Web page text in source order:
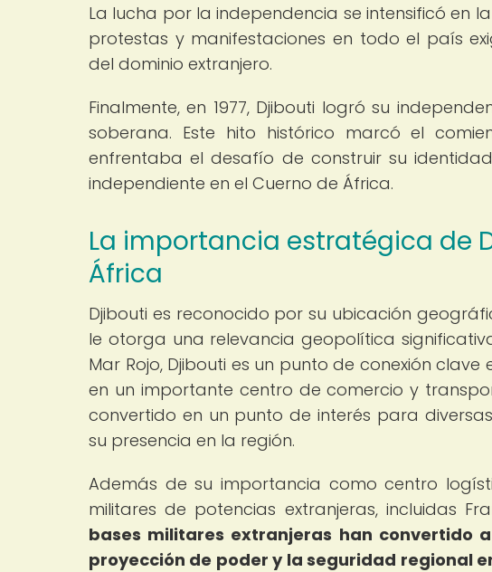
La lucha por la independencia se intensificó en
protestas y manifestaciones en todo el país
del dominio extranjero.
Finalmente, en 1977, Djibouti logró su
soberana. Este hito histórico marcó el
enfrentaba el desafío de construir su
independiente en el Cuerno de África.
La importancia estratégica de
África
Djibouti es reconocido por su ubicación
le otorga una relevancia geopolítica
Mar Rojo, Djibouti es un punto de conexión
en un importante centro de comercio y
convertido en un punto de interés para
su presencia en la región.
Además de su importancia como centro
militares de potencias extranjeras, incluidas
bases militares extranjeras han convertido
proyección de poder y la seguridad regional